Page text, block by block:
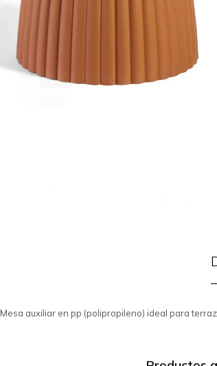
Mesa auxiliar en pp (polipropileno) ideal para